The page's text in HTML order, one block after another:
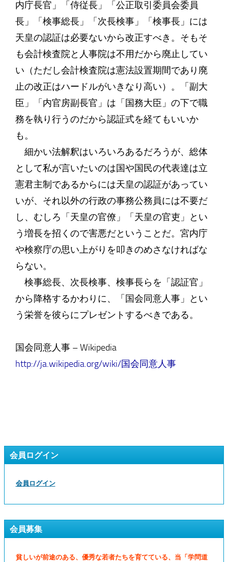
内庁長官」「侍従長」「公正取引委員会委員
長」「検事総長」「次長検事」「検事長」には
天皇の認証は必要ないから改正すべき。そもそ
も会計検査院と人事院は不用だから廃止してい
い（ただし会計検査院は憲法設置期間であり廃
止の改正はハードルがいきなり高い）。「副大
臣」「内官房副長官」は「国務大臣」の下で職
務を執り行うのだから認証式を経てもいいか
も。
細かい法解釈はいろいろあるだろうが、総体
として私が言いたいのは国や国民の代表達は立
憲君主制であるからには天皇の認証があってい
いが、それ以外の行政の事務公務員には不要だ
し、むしろ「天皇の官僚」「天皇の官吏」とい
う増長を招くので害悪だということだ。宮内庁
や検察庁の思い上がりを叩きのめさなければな
らない。
検事総長、次長検事、検事長らを「認証官」
から降格するかわりに、「国会同意人事」とい
う栄誉を彼らにプレゼントするべきである。
国会同意人事 – Wikipedia
http://ja.wikipedia.org/wiki/国会同意人事
会員ログイン
会員ログイン
会員募集
貧しいが前途のある、優秀な若者たちを育てている、当「学問道